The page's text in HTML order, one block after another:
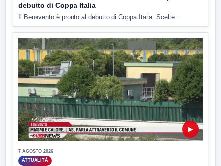
debutto di Coppa Italia
Il Benevento è pronto al debutto di Coppa Italia. Scelte...
▶
7 AGOSTO 2026
ATTUALITÀ